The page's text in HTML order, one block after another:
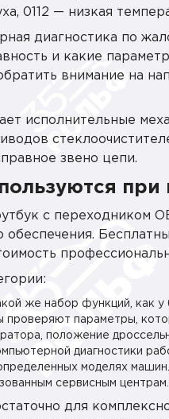
0112 — низкая
диагностика по
и какие
внимание на
исполнительные
звено цепи.
при
с переходником
обеспечения.
же набор функций, как
проверяют параметры,
положение
диагностики
моделях
сервисным центрам.
для